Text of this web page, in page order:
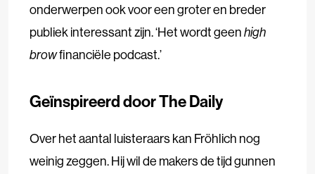
onderwerpen ook voor een groter en breder
publiek interessant zijn. ‘Het wordt geenhigh
browfinanciële podcast.’
Geïnspireerd door The Daily
Over het aantal luisteraars kan Fröhlich nog
weinig zeggen. Hij wil de makers de tijd gunnen